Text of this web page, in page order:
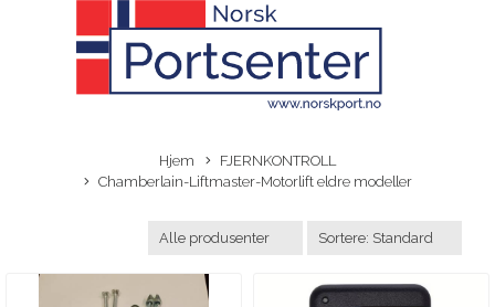
Hjem
FJERNKONTROLL
Chamberlain-Liftmaster-Motorlift eldre modeller